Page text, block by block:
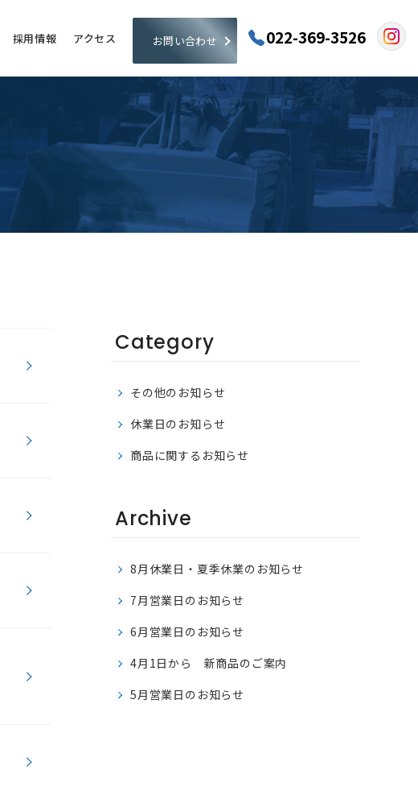
採用情報 アクセス お問い合わせ 022-369-3526
Category
その他のお知らせ
休業日のお知らせ
商品に関するお知らせ
Archive
8月休業日・夏季休業のお知らせ
7月営業日のお知らせ
6月営業日のお知らせ
4月1日から 新商品のご案内
5月営業日のお知らせ